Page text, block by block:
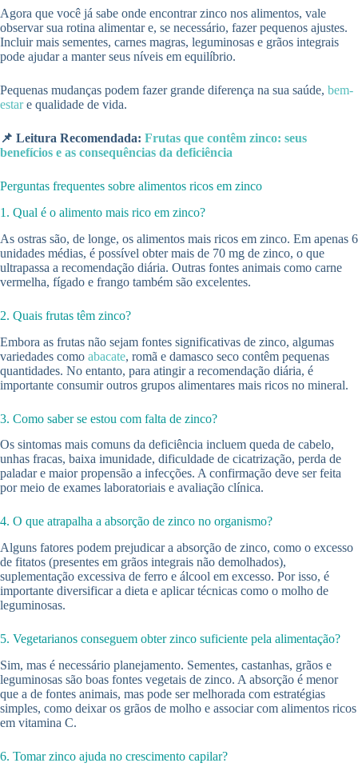
Agora que você já sabe onde encontrar zinco nos alimentos, vale
observar sua rotina alimentar e, se necessário, fazer pequenos ajustes.
Incluir mais sementes, carnes magras, leguminosas e grãos integrais
pode ajudar a manter seus níveis em equilíbrio.
Pequenas mudanças podem fazer grande diferença na sua saúde, bem-
estare qualidade de vida.
📌 Leitura Recomendada: Frutas que contêm zinco: seus
benefícios e as consequências da deficiência
Perguntas frequentes sobre alimentos ricos em zinco
1. Qual é o alimento mais rico em zinco?
As ostras são, de longe, os alimentos mais ricos em zinco. Em apenas 6
unidades médias, é possível obter mais de 70 mg de zinco, o que
ultrapassa a recomendação diária. Outras fontes animais como carne
vermelha, fígado e frango também são excelentes.
2. Quais frutas têm zinco?
Embora as frutas não sejam fontes significativas de zinco, algumas
variedades como abacate, romã e damasco seco contêm pequenas
quantidades. No entanto, para atingir a recomendação diária, é
importante consumir outros grupos alimentares mais ricos no mineral.
3. Como saber se estou com falta de zinco?
Os sintomas mais comuns da deficiência incluem queda de cabelo,
unhas fracas, baixa imunidade, dificuldade de cicatrização, perda de
paladar e maior propensão a infecções. A confirmação deve ser feita
por meio de exames laboratoriais e avaliação clínica.
4. O que atrapalha a absorção de zinco no organismo?
Alguns fatores podem prejudicar a absorção de zinco, como o excesso
de fitatos (presentes em grãos integrais não demolhados),
suplementação excessiva de ferro e álcool em excesso. Por isso, é
importante diversificar a dieta e aplicar técnicas como o molho de
leguminosas.
5. Vegetarianos conseguem obter zinco suficiente pela alimentação?
Sim, mas é necessário planejamento. Sementes, castanhas, grãos e
leguminosas são boas fontes vegetais de zinco. A absorção é menor
que a de fontes animais, mas pode ser melhorada com estratégias
simples, como deixar os grãos de molho e associar com alimentos ricos
em vitamina C.
6. Tomar zinco ajuda no crescimento capilar?